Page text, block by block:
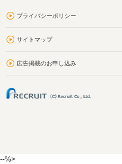
プライバシーポリシー
サイトマップ
広告掲載のお申し込み
--%>